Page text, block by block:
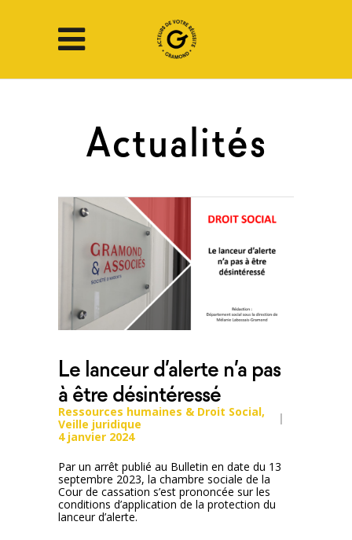
Le lanceur d’alerte n’a pas
à être désintéressé
Ressources humaines & Droit Social,
Veille juridique
4 janvier 2024
Par un arrêt publié au Bulletin en date du 13
septembre 2023, la chambre sociale de la
Cour de cassation s’est prononcée sur les
conditions d’application de la protection du
lanceur d’alerte.